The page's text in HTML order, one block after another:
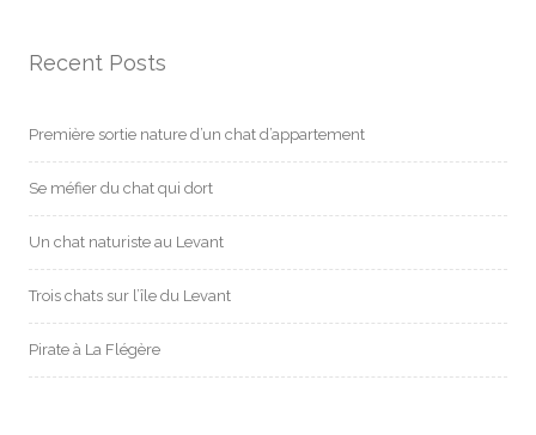
Recent Posts
Première sortie nature d’un chat d’appartement
Se méfier du chat qui dort
Un chat naturiste au Levant
Trois chats sur l’île du Levant
Pirate à La Flégère